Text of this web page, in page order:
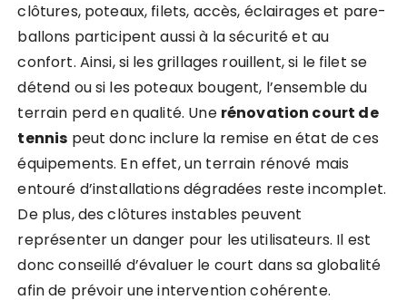
clôtures, poteaux, filets, accès, éclairages et pare-
ballons participent aussi à la sécurité et au
confort. Ainsi, si les grillages rouillent, si le filet se
détend ou si les poteaux bougent, l’ensemble du
terrain perd en qualité. Une rénovation court de
tennis peut donc inclure la remise en état de ces
équipements. En effet, un terrain rénové mais
entouré d’installations dégradées reste incomplet.
De plus, des clôtures instables peuvent
représenter un danger pour les utilisateurs. Il est
donc conseillé d’évaluer le court dans sa globalité
afin de prévoir une intervention cohérente.